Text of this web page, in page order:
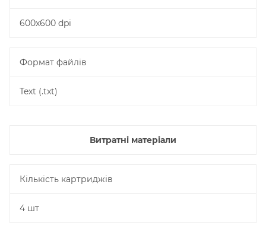
600х600 dpi
Формат файлів
Text (.txt)
Витратні матеріали
Кількість картриджів
4 шт